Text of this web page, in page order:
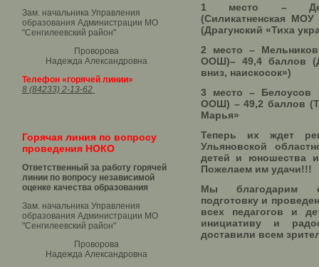
Зам. начальника Управления
образования Администрации МО
"Сенгилеевский район"
Проворова
Надежда Александровна
Телефон «горячей линии»
8 (84233) 2-13-62
Горячая линия по вопросу
проведения НОКО
Ответственный за работу горячей
линии по вопросу независимой
оценке качества образования
Зам. начальника Управления
образования Администрации МО
"Сенгилеевский район"
Проворова
Надежда Александровна
1 место –
(Силикатненская
(Драгунский «Тиха
2 место –
ООШ)– 49,4 баллов
вниз, наискосок»)
3 место – Белоусов
ООШ) – 49,2 баллов
Марья»
Теперь их ждет
Ульяновской
детей и юношества
Пожелаем им удачи!!!
Мы благодарим
подготовку и
всех педагогов и
инициативу и
доставили всем